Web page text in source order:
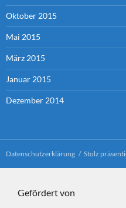
Oktober 2015
Mai 2015
März 2015
Januar 2015
Dezember 2014
Datenschutzerklärung Stolz
Gefördert von